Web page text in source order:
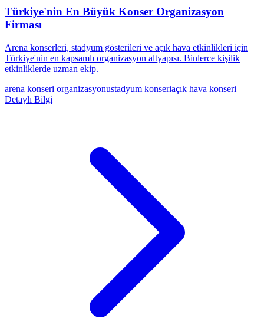
Türkiye'nin En Büyük Konser Organizasyon
Firması
Arena konserleri, stadyum gösterileri ve açık hava etkinlikleri için
Türkiye'nin en kapsamlı organizasyon altyapısı. Binlerce kişilik
etkinliklerde uzman ekip.
arena konseri organizasyonustadyum konseriaçık hava konseri
Detaylı Bilgi